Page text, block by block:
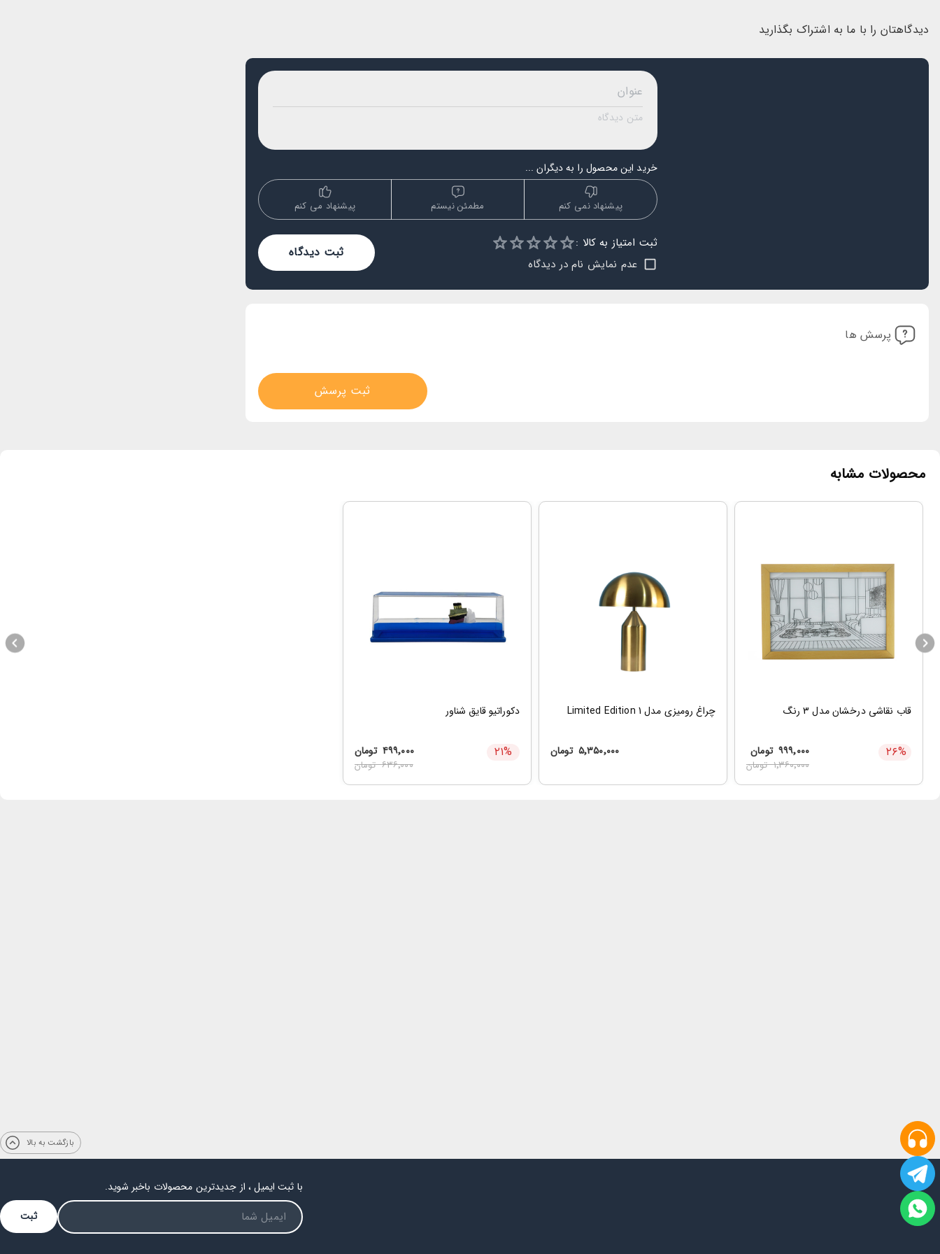
دیدگاهتان را با ما به اشتراک بگذارید
خرید این محصول را به دیگران ...
پیشنهاد می کنم مطمئن نیستم پیشنهاد نمی کنم
ثبت امتیاز به کالا :
1 Star
2 Stars
3 Stars
4 Stars
5 Stars
Empty
عدم نمایش نام در دیدگاه
ثبت دیدگاه
پرسش ها
ثبت پرسش
محصولات مشابه
قاب نقاشی درخشان مدل 3 رنگ
۲۶% ۹۹۹٬۰۰۰تومان
۱٬۳۶۰٬۰۰۰تومان
چراغ رومیزی مدل Limited Edition 1
۵٬۳۵۰٬۰۰۰ تومان
دکوراتیو قایق شناور
۲۱% ۴۹۹٬۰۰۰ تومان
۶۳۶٬۰۰۰تومان
بازگشت به بالا
با ثبت ایمیل ، از جدیدترین محصولات باخبر شوید.
ثبت